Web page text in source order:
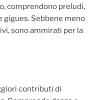
comprendono preludi,
gigues. Sebbene meno
sono ammirati per la
contributi di